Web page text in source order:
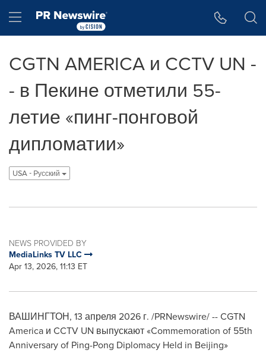
Hamburger menu
CGTN AMERICA и CCTV UN -
- в Пекине отметили 55-
летие «пинг-понговой
дипломатии»
USA - Pусский
NEWS PROVIDED BY
MediaLinks TV LLC
Apr 13, 2026, 11:13 ET
ВАШИНГТОН, 13 апреля 2026 г. /PRNewswire/ -- CGTN
America и CCTV UN выпускают «Commemoration of 55th
Anniversary of Ping-Pong Diplomacy Held in Beijing»